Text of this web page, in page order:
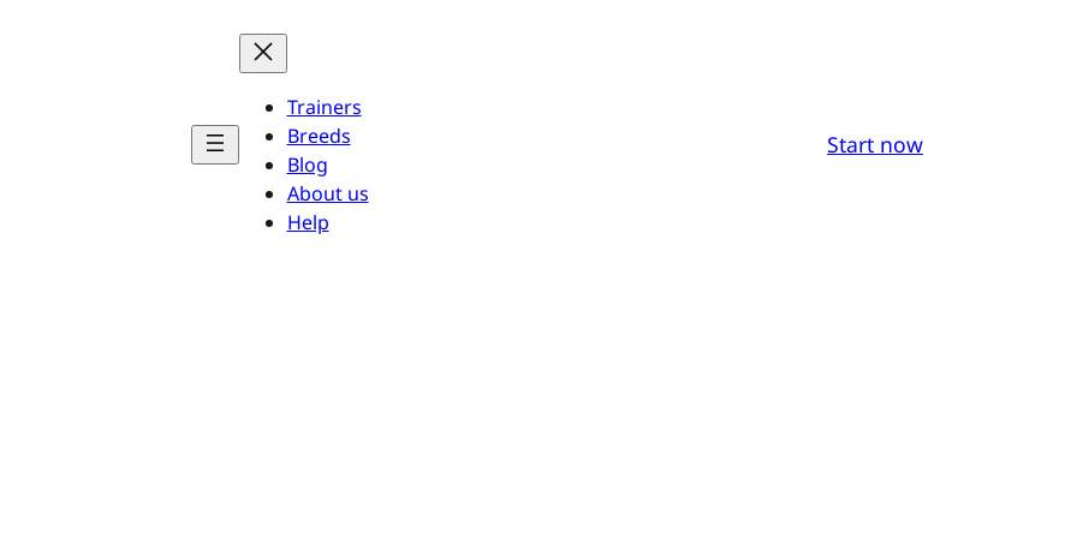
Trainers
Breeds
Blog
About us
Help
Start now